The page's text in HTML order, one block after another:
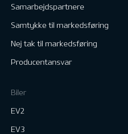
Samarbejdspartnere
Samtykke til markedsføring
Nej tak til markedsføring
Producentansvar
Biler
EV2
EV3